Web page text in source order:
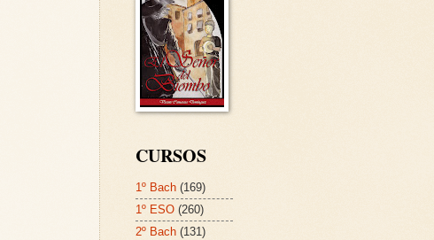
CURSOS
1º Bach (169)
1º ESO (260)
2º Bach (131)